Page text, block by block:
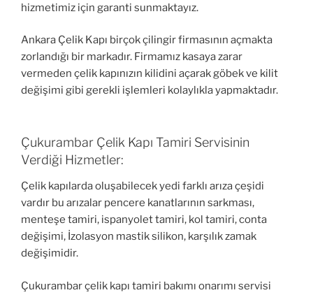
hizmetimiz için garanti sunmaktayız.
Ankara Çelik Kapı birçok çilingir firmasının açmakta
zorlandığı bir markadır. Firmamız kasaya zarar
vermeden çelik kapınızın kilidini açarak göbek ve kilit
değişimi gibi gerekli işlemleri kolaylıkla yapmaktadır.
Çukurambar Çelik Kapı Tamiri Servisinin
Verdiği Hizmetler:
Çelik kapılarda oluşabilecek yedi farklı arıza çeşidi
vardır bu arızalar pencere kanatlarının sarkması,
menteşe tamiri, ispanyolet tamiri, kol tamiri, conta
değişimi, İzolasyon mastik silikon, karşılık zamak
değişimidir.
Çukurambar çelik kapı tamiri bakımı onarımı servisi